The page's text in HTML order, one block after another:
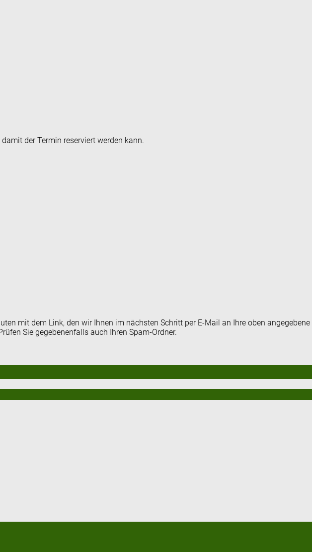
der Termin reserviert werden kann.
mit dem Link, den wir Ihnen im nächsten Schritt per E-Mail an Ihre oben
Sie gegebenenfalls auch Ihren Spam-Ordner.